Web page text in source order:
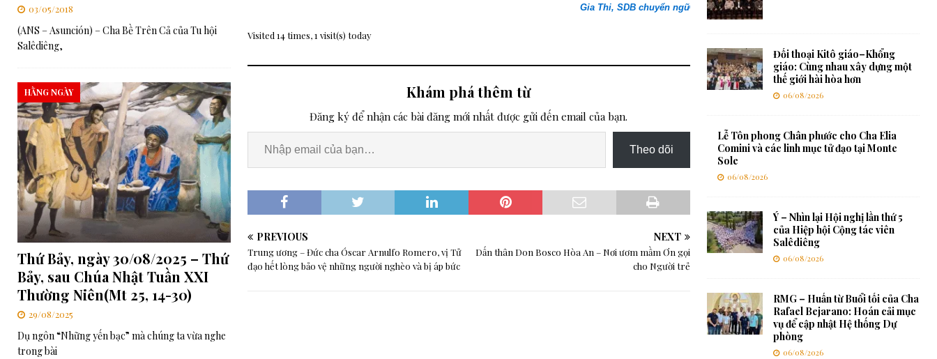
Gia Thi, SDB chuyển ngữ
Visited 14 times, 1 visit(s) today
Khám phá thêm từ
Đăng ký để nhận các bài đăng mới nhất được gửi đến email của bạn.
Theo dõi
PREVIOUS
Trung ương – Đức cha Óscar Arnulfo Romero, vị Tử
đạo hết lòng bảo vệ những người nghèo và bị áp bức
NEXT
Dấn thân Don Bosco Hòa An – Nơi ươm mầm Ơn gọi
cho Người trẻ
03/05/2018
(ANS – Asunción) – Cha Bề Trên Cả của Tu hội
Salêdiêng,
Thứ Bảy, ngày 30/08/2025 – Thứ
Bảy, sau Chúa Nhật Tuần XXI
Thường Niên(Mt 25, 14-30)
HẰNG NGÀY
29/08/2025
Dụ ngôn “Những yến bạc” mà chúng ta vừa nghe
trong bài
Đối thoại Kitô giáo–Khổng
giáo: Cùng nhau xây dựng một
thế giới hài hòa hơn
06/08/2026
Lễ Tôn phong Chân phước cho Cha Elia
Comini và các linh mục tử đạo tại Monte
Sole
06/08/2026
Ý – Nhìn lại Hội nghị lần thứ 5
của Hiệp hội Cộng tác viên
Salêdiêng
06/08/2026
RMG – Huấn từ Buổi tối của Cha
Rafael Bejarano: Hoán cải mục
vụ để cập nhật Hệ thống Dự
phòng
06/08/2026